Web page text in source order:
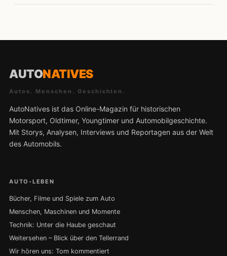
AUTONATIVES
Autos. Menschen. Geschichten.
AutoNatives ist das Online-Magazin für historischen
Motorsport, Oldtimer, Youngtimer und Automobilgeschichte.
Mit Storys, Analysen, Interviews und Reportagen aus der Welt
des Automobils.
AUTO-LEBEN
Bücher, Filme und Spiele zum Auto
Menschen, Maschinen und Momente
Technik: Unter die Haube geschaut
Weitersehen – Blick über den Tellerrand
Wir hören uns: Tom kommentiert